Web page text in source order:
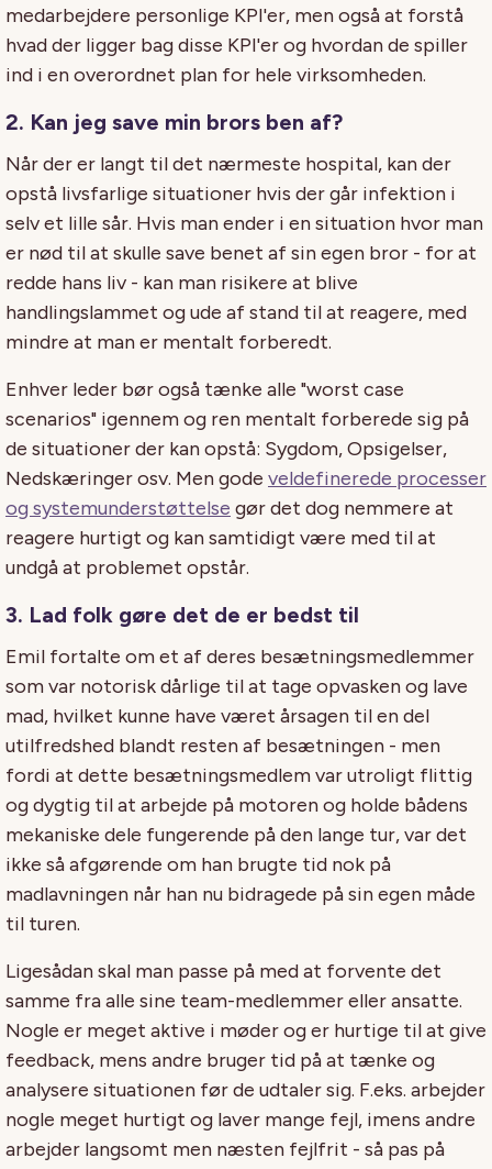
medarbejdere personlige KPI'er, men også at forstå
hvad der ligger bag disse KPI'er og hvordan de spiller
ind i en overordnet plan for hele virksomheden.
2. Kan jeg save min brors ben af?
Når der er langt til det nærmeste hospital, kan der
opstå livsfarlige situationer hvis der går infektion i
selv et lille sår. Hvis man ender i en situation hvor man
er nød til at skulle save benet af sin egen bror - for at
redde hans liv - kan man risikere at blive
handlingslammet og ude af stand til at reagere, med
mindre at man er mentalt forberedt.
Enhver leder bør også tænke alle "worst case
scenarios" igennem og ren mentalt forberede sig på
de situationer der kan opstå: Sygdom, Opsigelser,
Nedskæringer osv. Men gode veldefinerede processer
og systemunderstøttelse gør det dog nemmere at
reagere hurtigt og kan samtidigt være med til at
undgå at problemet opstår.
3. Lad folk gøre det de er bedst til
Emil fortalte om et af deres besætningsmedlemmer
som var notorisk dårlige til at tage opvasken og lave
mad, hvilket kunne have været årsagen til en del
utilfredshed blandt resten af besætningen - men
fordi at dette besætningsmedlem var utroligt flittig
og dygtig til at arbejde på motoren og holde bådens
mekaniske dele fungerende på den lange tur, var det
ikke så afgørende om han brugte tid nok på
madlavningen når han nu bidragede på sin egen måde
til turen.
Ligesådan skal man passe på med at forvente det
samme fra alle sine team-medlemmer eller ansatte.
Nogle er meget aktive i møder og er hurtige til at give
feedback, mens andre bruger tid på at tænke og
analysere situationen før de udtaler sig. F.eks. arbejder
nogle meget hurtigt og laver mange fejl, imens andre
arbejder langsomt men næsten fejlfrit - så pas på